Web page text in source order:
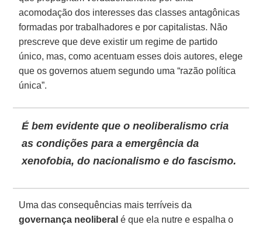
acomodação dos interesses das classes antagônicas
formadas por trabalhadores e por capitalistas. Não
prescreve que deve existir um regime de partido
único, mas, como acentuam esses dois autores, elege
que os governos atuem segundo uma “razão política
única”.
É bem evidente que o neoliberalismo cria
as condições para a emergência da
xenofobia, do nacionalismo e do fascismo.
Uma das consequências mais terríveis da
governança neoliberal é que ela nutre e espalha o